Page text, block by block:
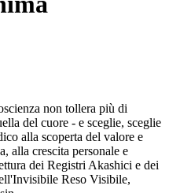
non tollera più di
del cuore - e sceglie, sceglie
alla scoperta del valore e
alla crescita personale e
dei Registri Akashici e dei
Reso Visibile,